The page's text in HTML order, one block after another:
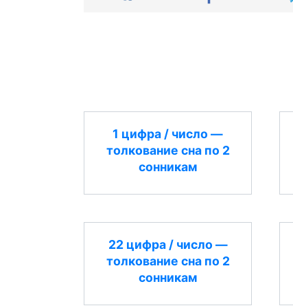
1 цифра / число —
толкование сна по 2
сонникам
22 цифра / число —
толкование сна по 2
сонникам